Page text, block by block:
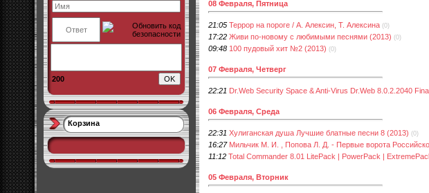
200
Корзина
08 Февраля, Пятница
21:05 Террор на пороге / А. Алексин, Т. Алексина (0)
17:22 Живи по-новому с любимыми песнями (2013) (0)
09:48 100 пудовый хит №2 (2013) (0)
07 Февраля, Четверг
22:21 Dr.Web Security Space & Anti-Virus Dr.Web 8.0.2.2040
06 Февраля, Среда
22:31 Хулиганская душа Лучшие блатные песни 8 (2013) (0)
16:27 Мильчик М. И. , Попова Л. Д. - Первые ворота
11:12 Total Commander 8.01 LitePack | PowerPack |
05 Февраля, Вторник